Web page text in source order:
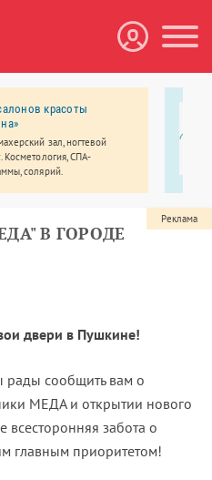
красоты
зал, ногтевой
Косметология, СПА-
солярий.
В ГОРОДЕ
двери в Пушкине!
рады сообщить вам о
МЕДА и открытии нового
всесторонняя забота о
главным приоритетом!
Реклама